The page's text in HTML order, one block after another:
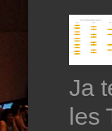
Ja
les